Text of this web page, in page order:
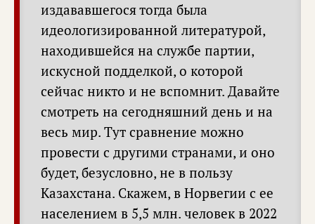
издававшегося тогда была
идеологизированной литературой,
находившейся на службе партии,
искусной подделкой, о которой
сейчас никто и не вспомнит. Давайте
смотреть на сегодняшний день и на
весь мир. Тут сравнение можно
провести с другими странами, и оно
будет, безусловно, не в пользу
Казахстана. Скажем, в Норвегии с ее
населением в 5,5 млн. человек в 2022